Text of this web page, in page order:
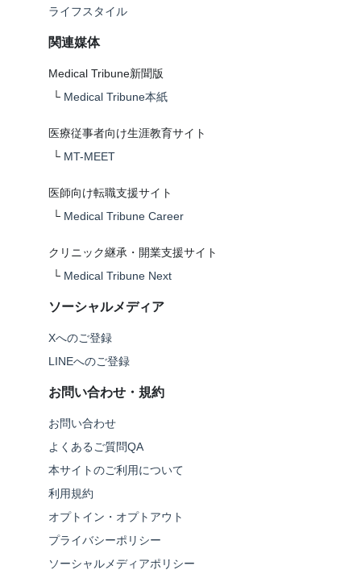
ライフスタイル
関連媒体
Medical Tribune新聞版
└ Medical Tribune本紙
医療従事者向け生涯教育サイト
└ MT-MEET
医師向け転職支援サイト
└ Medical Tribune Career
クリニック継承・開業支援サイト
└ Medical Tribune Next
ソーシャルメディア
Xへのご登録
LINEへのご登録
お問い合わせ・規約
お問い合わせ
よくあるご質問QA
本サイトのご利用について
利用規約
オプトイン・オプトアウト
プライバシーポリシー
ソーシャルメディアポリシー